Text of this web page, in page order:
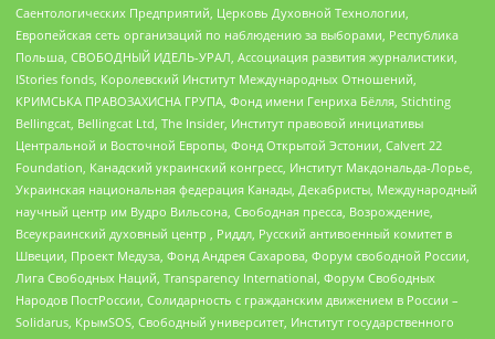
Саентологических Предприятий, Церковь Духовной Технологии,
Европейская сеть организаций по наблюдению за выборами, Республика
Польша, СВОБОДНЫЙ ИДЕЛЬ-УРАЛ, Ассоциация развития журналистики,
IStories fonds, Королевский Институт Международных Отношений,
КРИМСЬКА ПРАВОЗАХИСНА ГРУПА, Фонд имени Генриха Бёлля, Stichting
Bellingcat, Bellingcat Ltd, The Insider, Институт правовой инициативы
Центральной и Восточной Европы, Фонд Открытой Эстонии, Calvert 22
Foundation, Канадский украинский конгресс, Институт Макдональда-Лорье,
Украинская национальная федерация Канады, Декабристы, Международный
научный центр им Вудро Вильсона, Свободная пресса, Возрождение,
Всеукраинский духовный центр , Риддл, Русский антивоенный комитет в
Швеции, Проект Медуза, Фонд Андрея Сахарова, Форум свободной России,
Лига Свободных Наций, Transparеncy International, Форум Свободных
Народов ПостРоссии, Солидарность с гражданским движением в России –
Solidarus, КрымSOS, Свободный университет, Институт государственного